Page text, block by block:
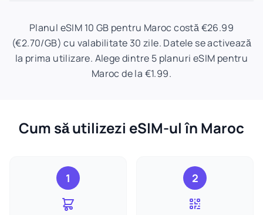
Planul eSIM 10 GB pentru Maroc costă €26.99
(€2.70/GB) cu valabilitate 30 zile. Datele se activează
la prima utilizare. Alege dintre 5 planuri eSIM pentru
Maroc de la €1.99.
Cum să utilizezi eSIM-ul în Maroc
1 2